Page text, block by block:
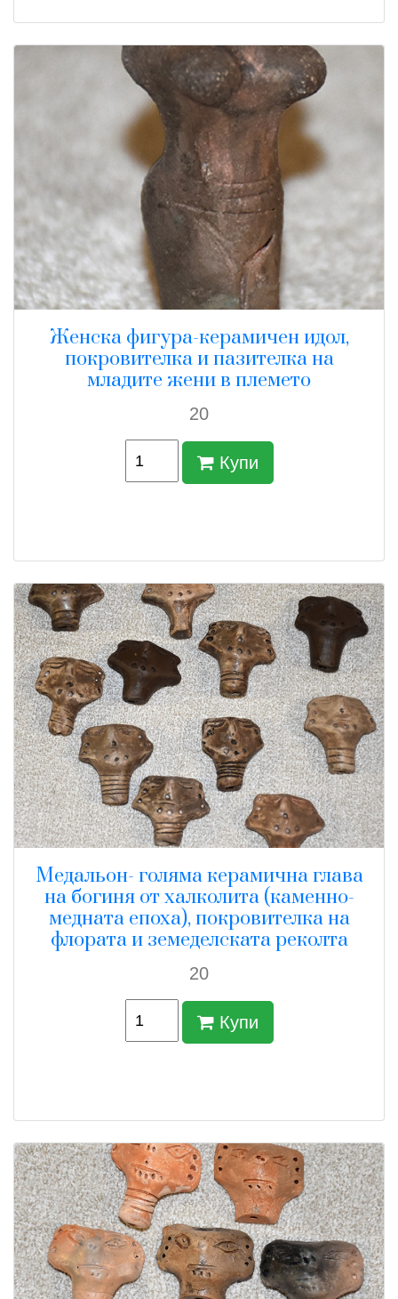
Женска фигура-керамичен идол,
покровителка и пазителка на
младите жени в племето
20
Купи
Медальон- голяма керамична глава
на богиня от халколита (каменно-
медната епоха), покровителка на
флората и земеделската реколта
20
Купи